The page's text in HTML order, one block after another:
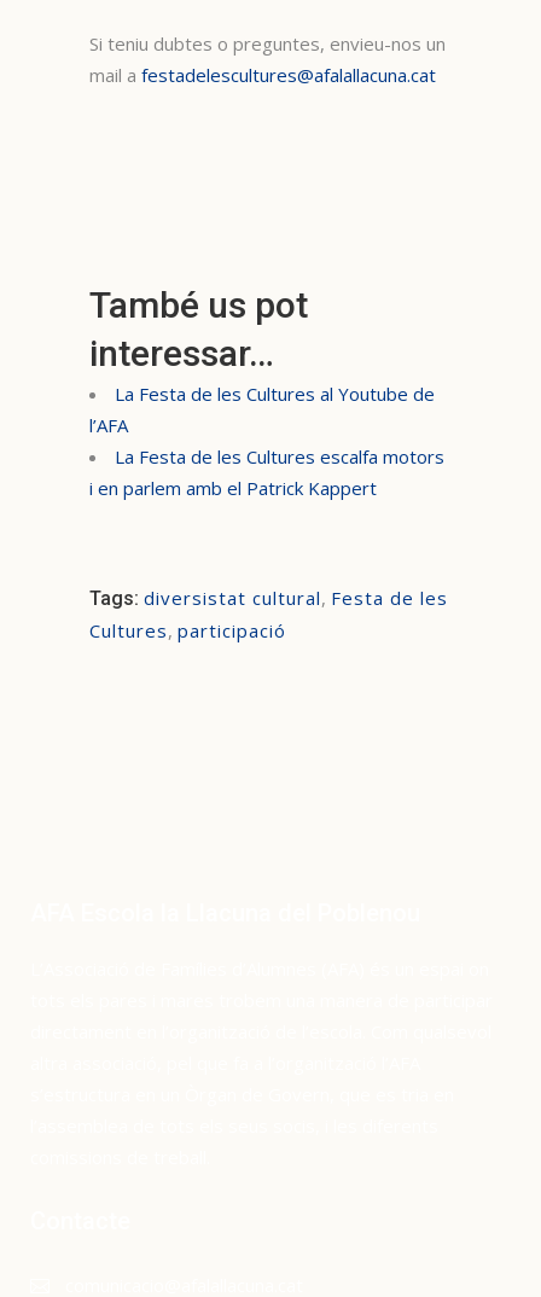
Si teniu dubtes o preguntes, envieu-nos un
mail a festadelescultures@afalallacuna.cat
També us pot
interessar…
La Festa de les Cultures al Youtube de
l’AFA
La Festa de les Cultures escalfa motors
i en parlem amb el Patrick Kappert
Tags: diversistat cultural, Festa de les
Cultures, participació